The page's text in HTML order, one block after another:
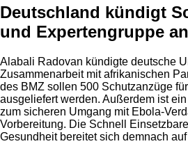
Deutschland kündigt
und Expertengruppe an
Alabali Radovan kündigte deutsche
Zusammenarbeit mit afrikanischen
des BMZ sollen 500 Schutzanzüge
ausgeliefert werden. Außerdem ist
zum sicheren Umgang mit Ebola-
Vorbereitung. Die Schnell
Gesundheit bereitet sich demnach